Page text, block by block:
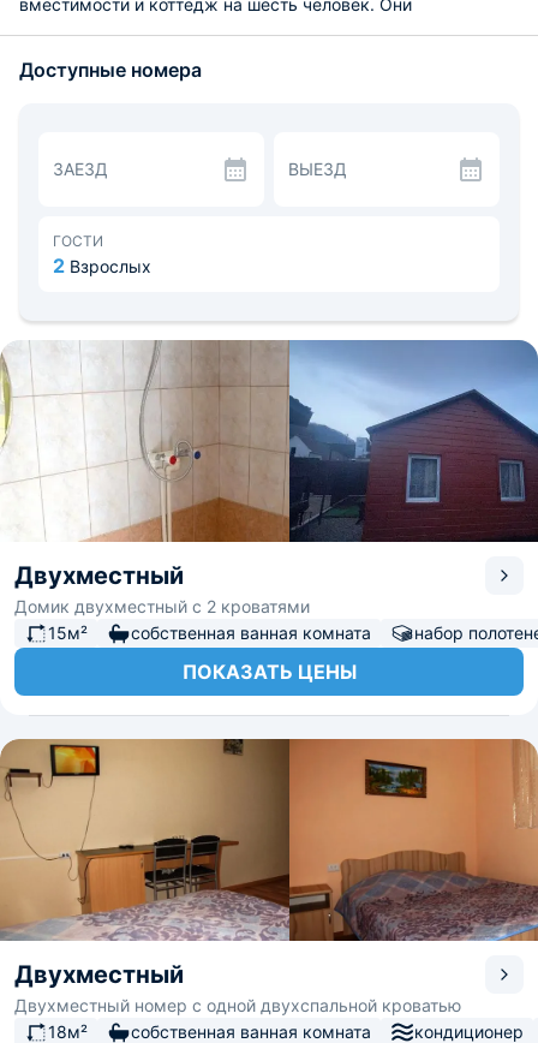
вместимости и коттедж на шесть человек. Они
системой, холодильном, телевизором.
бассейном, сад, качели. Также гости могут отдохнуть в
сауне, заняться рыбной ловлей и прогуляться по
Гуамское ущелье, туристическая железная дорога.
Расстояние до ж/д вокзала Майкопа — 57 км, до
Доступные номера
ЗАЕЗД ВЫЕЗД
ГОСТИ
2 Взрослых
Двухместный
Домик двухместный с 2 кроватями
15м²
собственная ванная комната набор
ПОКАЗАТЬ ЦЕНЫ
Двухместный
Двухместный номер с одной двухспальной кроватью
18м²
собственная ванная комната кондиционер